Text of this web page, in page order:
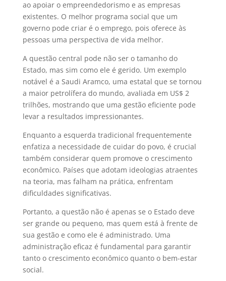
ao apoiar o empreendedorismo e as empresas
existentes. O melhor programa social que um
governo pode criar é o emprego, pois oferece às
pessoas uma perspectiva de vida melhor.
A questão central pode não ser o tamanho do
Estado, mas sim como ele é gerido. Um exemplo
notável é a Saudi Aramco, uma estatal que se tornou
a maior petrolífera do mundo, avaliada em US$ 2
trilhões, mostrando que uma gestão eficiente pode
levar a resultados impressionantes.
Enquanto a esquerda tradicional frequentemente
enfatiza a necessidade de cuidar do povo, é crucial
também considerar quem promove o crescimento
econômico. Países que adotam ideologias atraentes
na teoria, mas falham na prática, enfrentam
dificuldades significativas.
Portanto, a questão não é apenas se o Estado deve
ser grande ou pequeno, mas quem está à frente de
sua gestão e como ele é administrado. Uma
administração eficaz é fundamental para garantir
tanto o crescimento econômico quanto o bem-estar
social.